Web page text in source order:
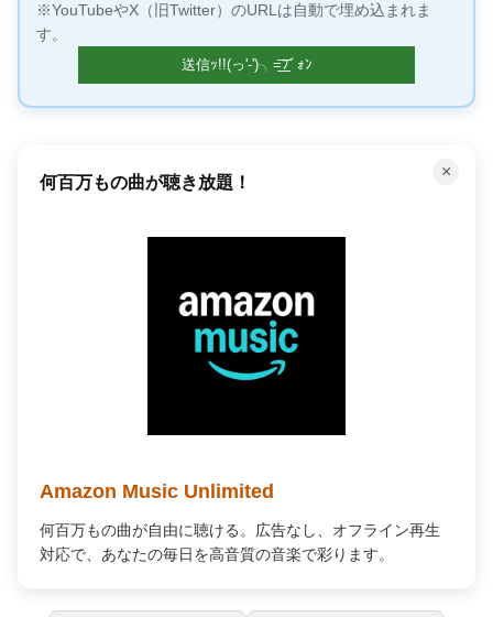
※YouTubeやX（旧Twitter）のURLは自動で埋め込まれま
す。
×
何百万もの曲が聴き放題！
Amazon Music Unlimited
何百万もの曲が自由に聴ける。広告なし、オフライン再生
対応で、あなたの毎日を高音質の音楽で彩ります。